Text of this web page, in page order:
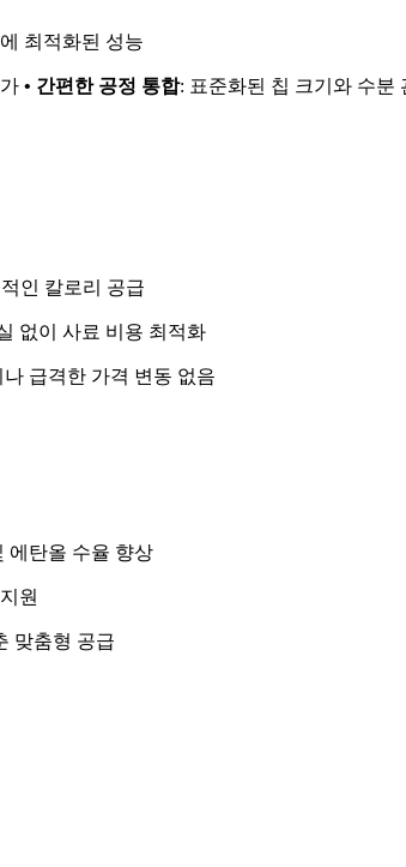
최적화된 성능
• 간편한 공정 통합: 표준화된 칩 크기와 수
인 칼로리 공급
없이 사료 비용 최적화
급격한 가격 변동 없음
에탄올 수율 향상
원
맞춤형 공급